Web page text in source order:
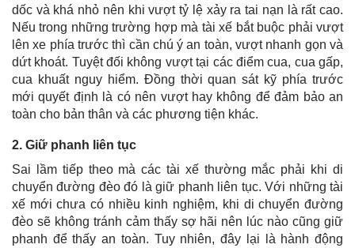
dốc và khá nhỏ nên khi vượt tỷ lệ xảy ra tai nạn là rất cao.
Nếu trong những trường hợp mà tài xế bắt buộc phải vượt
lên xe phía trước thì cần chú ý an toàn, vượt nhanh gọn và
dứt khoát. Tuyệt đối không vượt tại các điểm cua, cua gấp,
cua khuất nguy hiểm. Đồng thời quan sát kỹ phía trước
mới quyết định là có nên vượt hay không để đảm bảo an
toàn cho bản thân và các phương tiện khác.
2. Giữ phanh liên tục
Sai lầm tiếp theo mà các tài xế thường mắc phải khi di
chuyển đường đèo đó là giữ phanh liên tục. Với những tài
xế mới chưa có nhiều kinh nghiệm, khi di chuyển đường
đèo sẽ không tránh cảm thấy sợ hãi nên lúc nào cũng giữ
phanh để thấy an toàn. Tuy nhiên, đây lại là hành động